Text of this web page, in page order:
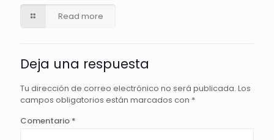
Read more
Deja una respuesta
Tu dirección de correo electrónico no será publicada. Los
campos obligatorios están marcados con *
Comentario *